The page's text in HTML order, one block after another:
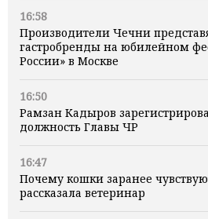
16:58
Производители Чечни
гастробренды на юбилейном
России» в Москве
16:50
Рамзан Кадыров
должность Главы ЧР
16:47
Почему кошки заранее
рассказала ветеринар